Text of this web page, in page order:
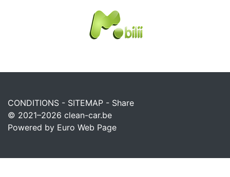
CONDITIONS - SITEMAP - Share
© 2021–2026 clean-car.be
Powered by Euro Web Page